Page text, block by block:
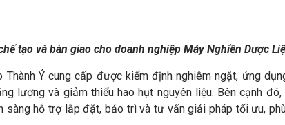
tạo và bàn giao cho doanh nghiệp Máy Nghiền Dược
Thành Ý cung cấp được kiểm định nghiêm ngặt, ứng
lượng và giảm thiểu hao hụt nguyên liệu. Bên cạnh
sàng hỗ trợ lắp đặt, bảo trì và tư vấn giải pháp tối ưu,